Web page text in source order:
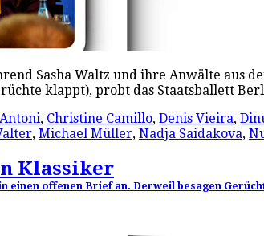
Sasha Waltz und ihre Anwälte
klappt), probt das Staatsballett
, Christine Camillo, Denis Vieira,
, Michael Müller, Nadja Saidakova,
Klassiker
einen offenen Brief an. Derweil besagen